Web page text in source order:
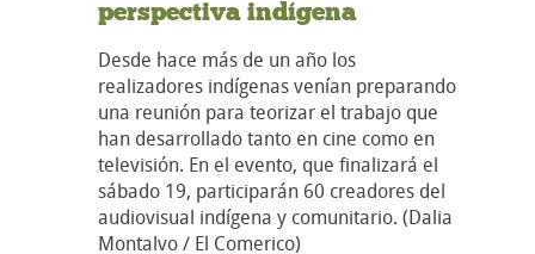
perspectiva indígena
Desde hace más de un año los
realizadores indígenas venían preparando
una reunión para teorizar el trabajo que
han desarrollado tanto en cine como en
televisión. En el evento, que finalizará el
sábado 19, participarán 60 creadores del
audiovisual indígena y comunitario. (Dalia
Montalvo / El Comerico)